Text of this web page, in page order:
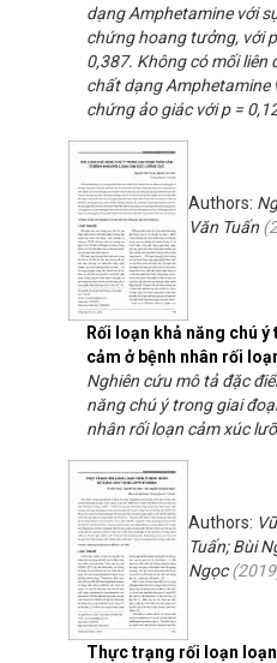
dạng Amphetamine với
chứng hoang tưởng, với
0,387. Không có mối
chất dạng Amphetamine
chứng ảo giác với p =
Rối loạn khả năng chú
cảm ở bệnh nhân rối
Authors:
Văn Tuấn (
Nghiên cứu mô tả đặc
năng chú ý trong giai
nhân rối loạn cảm xúc
Thực trạng rối loạn
Authors:
Tuấn; Bùi
Ngọc(2019